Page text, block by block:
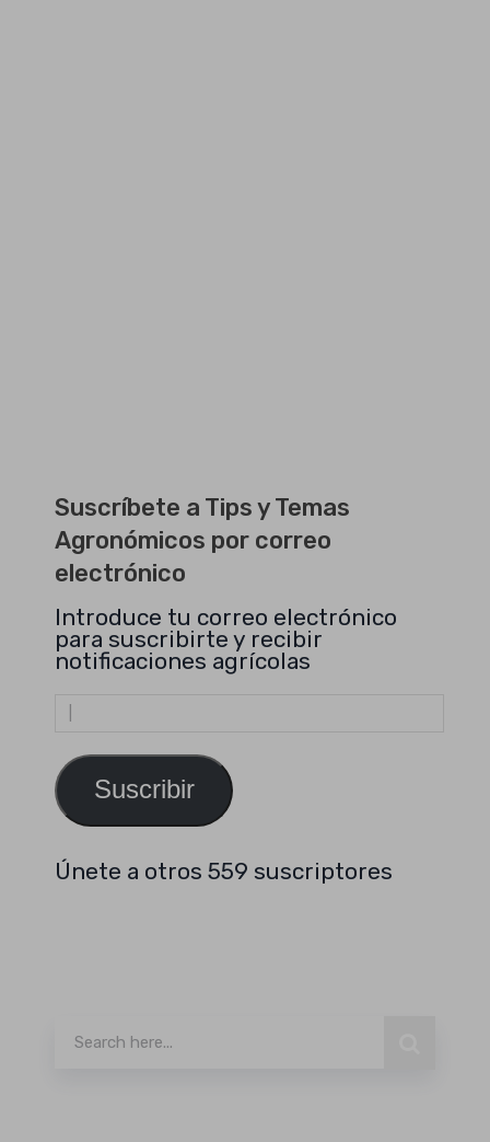
Suscríbete a Tips y Temas
Agronómicos por correo
electrónico
Introduce tu correo electrónico
para suscribirte y recibir
notificaciones agrícolas
Dirección
de
Suscribir
Únete a otros 559 suscriptores